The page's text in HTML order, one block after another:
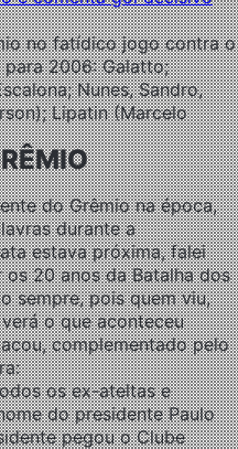
no fatídico jogo contra o
2006: Galatto;
Nunes, Sandro,
Lipatin (Marcelo
do Grêmio na época,
durante a
estava próxima, falei
20 anos da Batalha dos
sempre, pois quem viu,
o que aconteceu
complementado pelo
os ex-ateltas e
do presidente Paulo
pegou o Clube